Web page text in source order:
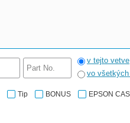
v tejto vetve
vo
Tip BONUS EPSON